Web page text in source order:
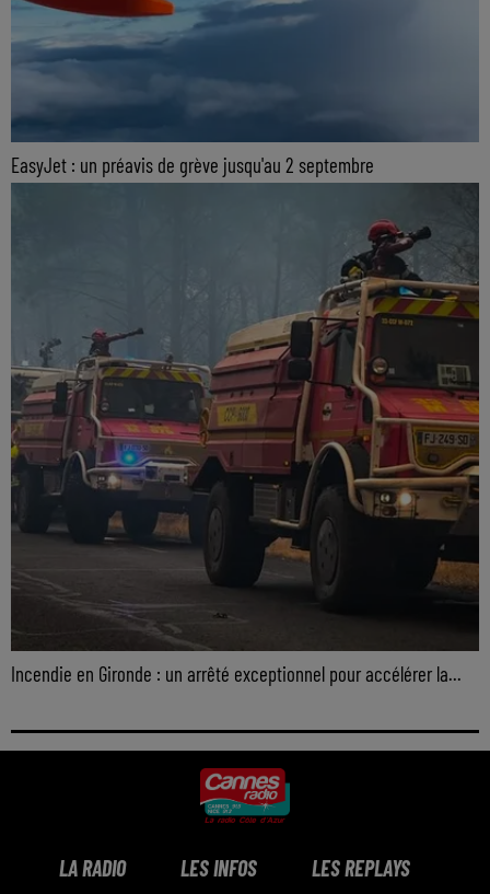
EasyJet : un préavis de grève jusqu'au 2 septembre
Incendie en Gironde : un arrêté exceptionnel pour accélérer la...
LA RADIO LES INFOS LES REPLAYS